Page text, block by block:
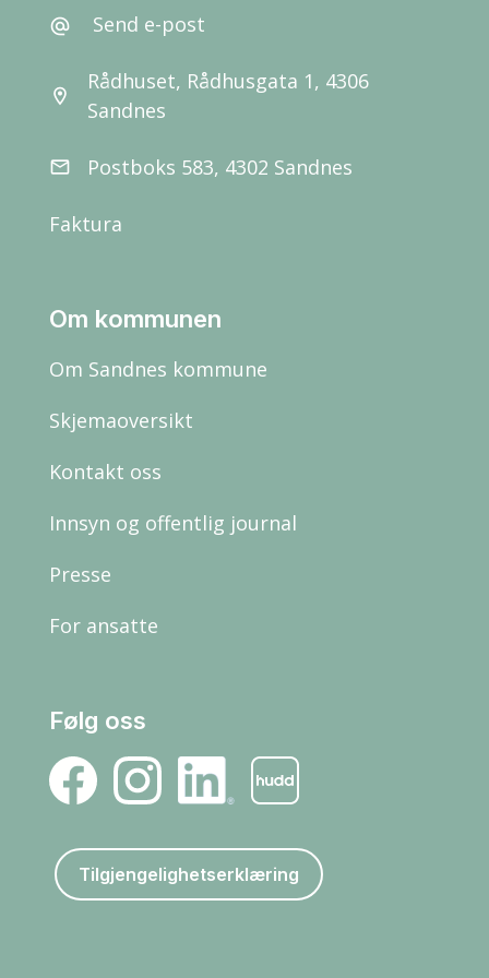
alternate_email Send e-post
location_on
Rådhuset, Rådhusgata 1, 4306
Sandnes
email Postboks 583, 4302 Sandnes
Faktura
Om kommunen
Om Sandnes kommune
Skjemaoversikt
Kontakt oss
Innsyn og offentlig journal
Presse
For ansatte
Følg oss
Tilgjengelighetserklæring